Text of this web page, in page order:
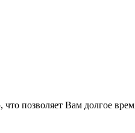
позволяет Вам долгое